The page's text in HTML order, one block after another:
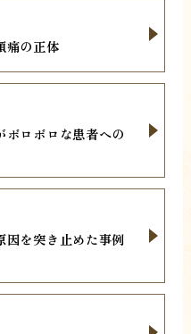
痛の正体
ロボロな患者への
因を突き止めた事例